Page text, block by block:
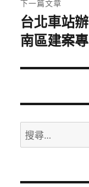
下一篇文章
下
一
文
台北車站
南區建案
搜
尋
鍵